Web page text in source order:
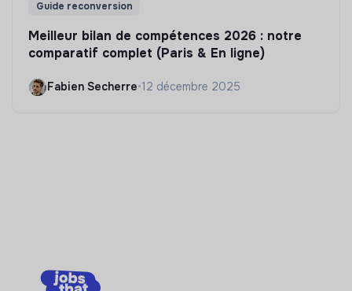
Guide reconversion
Meilleur bilan de compétences 2026 : notre
comparatif complet (Paris & En ligne)
Fabien Secherre•12 décembre 2025